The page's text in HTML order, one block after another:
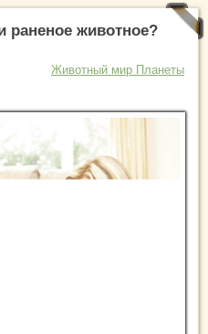
раненое животное?
Животный мир Планеты